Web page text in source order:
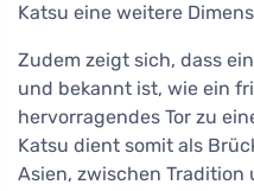
Katsu eine weitere
Zudem zeigt sich, dass
und bekannt ist, wie ein
hervorragendes Tor zu
Katsu dient somit als
Asien, zwischen Tradition